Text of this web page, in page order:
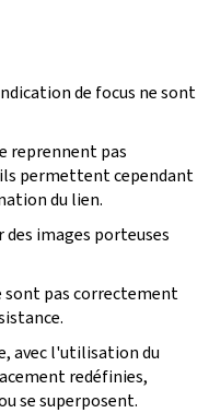
de focus ne sont
reprennent pas
permettent cependant
du lien.
images porteuses
sont pas correctement
avec l'utilisation du
redéfinies,
se superposent.